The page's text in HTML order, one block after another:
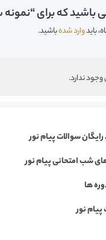
باشید که برای “نمونه
بایدوارد شدهباشید.
ندارد.
رایگان سوالات پیام نور
شب امتحانی پیام نور
ها
پیام نور